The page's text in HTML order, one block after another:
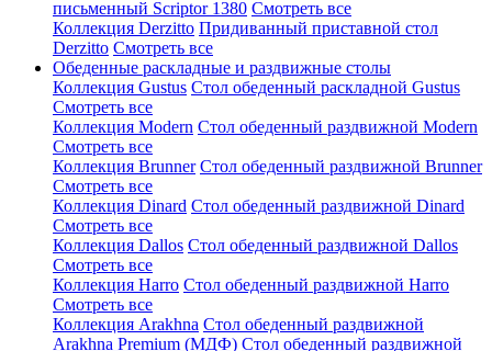
письменный Scriptor 1380 Смотреть все
Коллекция Derzitto Придиванный приставной стол
Derzitto Смотреть все
Обеденные раскладные и раздвижные столы
Коллекция Gustus Стол обеденный раскладной Gustus
Смотреть все
Коллекция Modern Стол обеденный раздвижной Modern
Смотреть все
Коллекция Brunner Стол обеденный раздвижной Brunner
Смотреть все
Коллекция Dinard Стол обеденный раздвижной Dinard
Смотреть все
Коллекция Dallos Стол обеденный раздвижной Dallos
Смотреть все
Коллекция Harro Стол обеденный раздвижной Harro
Смотреть все
Коллекция Arakhna Стол обеденный раздвижной
Arakhna Premium (МДФ) Стол обеденный раздвижной